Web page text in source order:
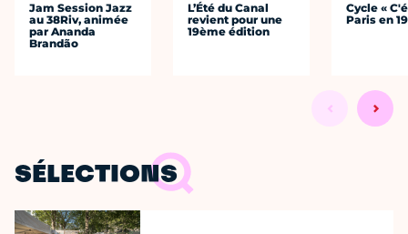
Jam Session Jazz
au 38Riv, animée
par Ananda
Brandão
L’Été du Canal
revient pour une
19ème édition
Cycle «
Paris en
SÉLECTIONS